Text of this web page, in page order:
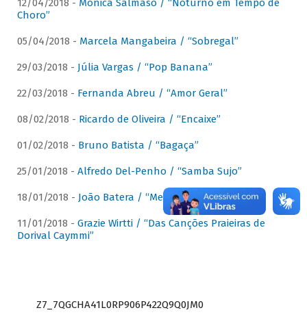
12/04/2018 - Mônica Salmaso / “Noturno em Tempo de
Choro”
05/04/2018 - Marcela Mangabeira / “Sobregal”
29/03/2018 - Júlia Vargas / “Pop Banana”
22/03/2018 - Fernanda Abreu / “Amor Geral”
08/02/2018 - Ricardo de Oliveira / “Encaixe”
01/02/2018 - Bruno Batista / “Bagaça”
25/01/2018 - Alfredo Del-Penho / “Samba Sujo”
18/01/2018 - João Batera / “Meu Pandeiro”
11/01/2018 - Grazie Wirtti / “Das Canções Praieiras de
Dorival Caymmi”
Z7_7QGCHA41L0RP906P422Q9Q0JM0